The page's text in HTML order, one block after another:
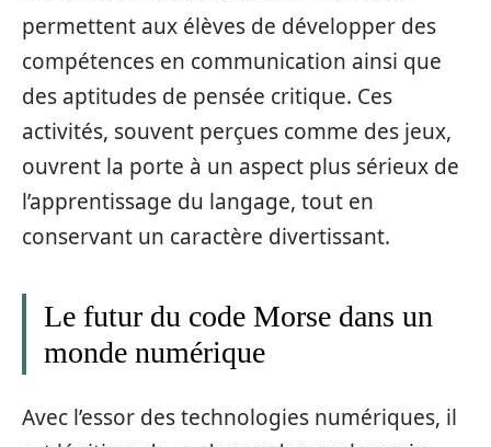
permettent aux élèves de développer des
compétences en communication ainsi que
des aptitudes de pensée critique. Ces
activités, souvent perçues comme des jeux,
ouvrent la porte à un aspect plus sérieux de
l’apprentissage du langage, tout en
conservant un caractère divertissant.
Le futur du code Morse dans un
monde numérique
Avec l’essor des technologies numériques, il